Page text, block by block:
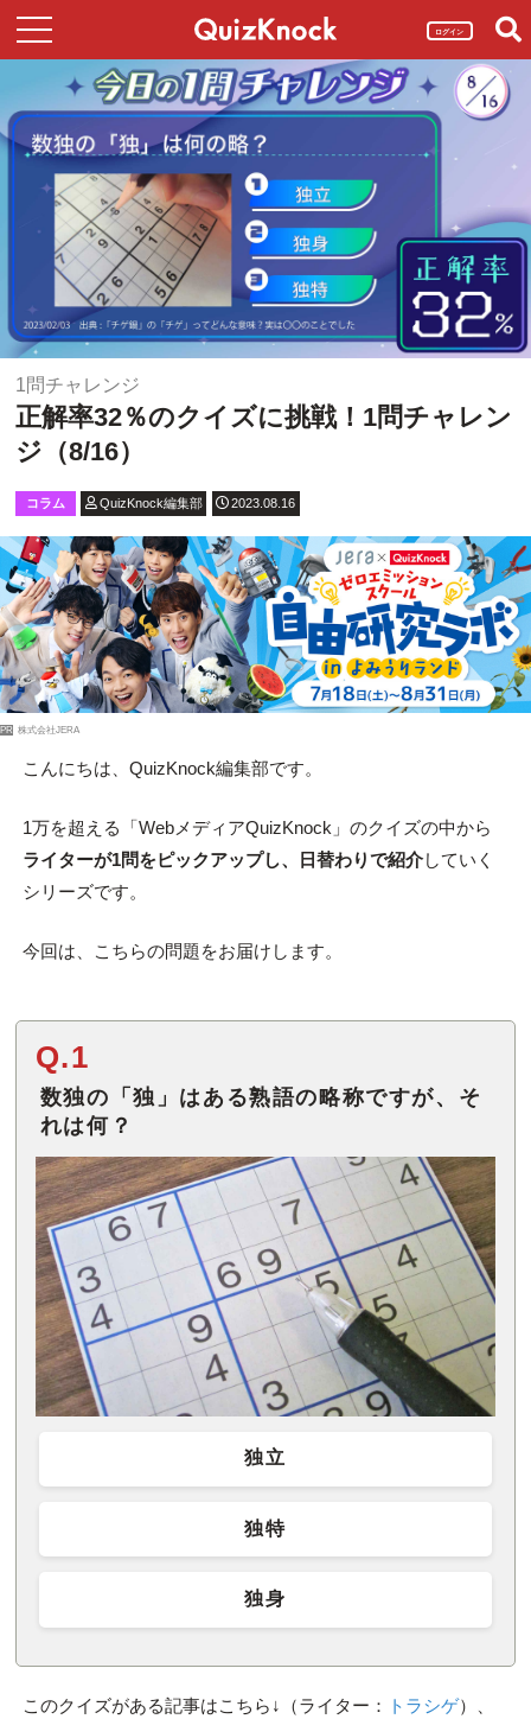
ログイン
1問チャレンジ
正解率32％のクイズに挑戦！1問チャレン
ジ（8/16）
コラム QuizKnock編集部 2023.08.16
PR 株式会社JERA
こんにちは、QuizKnock編集部です。
1万を超える「WebメディアQuizKnock」のクイズの中から
ライターが1問をピックアップし、日替わりで紹介していく
シリーズです。
今回は、こちらの問題をお届けします。
Q.1
数独の「独」はある熟語の略称ですが、そ
れは何？
独立
独特
独身
このクイズがある記事はこちら↓（ライター： トラシゲ）、